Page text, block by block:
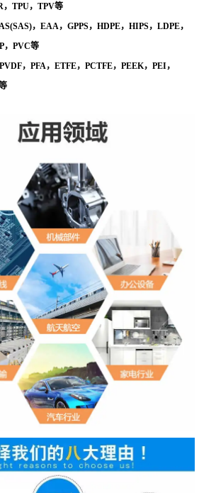
，TPU，TPV等
，EAA，GPPS，HDPE，HIPS，LDPE，
，PVC等
，PFA，ETFE，PCTFE，PEEK，PEI，